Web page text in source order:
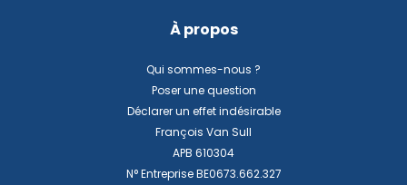
À propos
Qui sommes-nous ?
Poser une question
Déclarer un effet indésirable
François Van Sull
APB 610304
N° Entreprise BE0673.662.327